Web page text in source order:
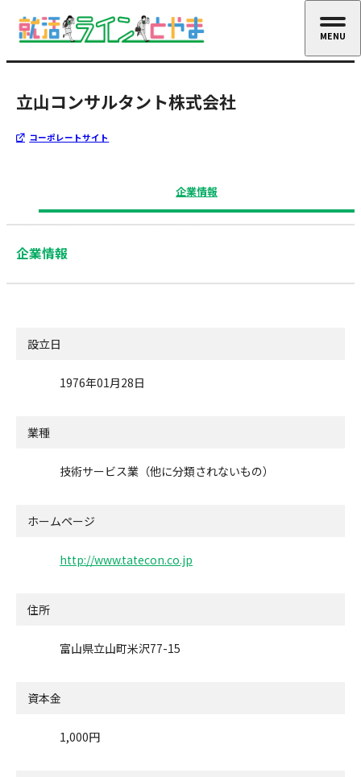
立山コンサルタント株式会社
コーポレートサイト
企業情報
企業情報
設立日
1976年01月28日
業種
技術サービス業（他に分類されないもの）
ホームページ
http://www.tatecon.co.jp
住所
富山県立山町米沢77-15
資本金
1,000円
MENU